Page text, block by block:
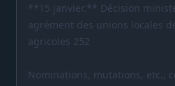
**15 janvier.** Décision
agrément des unions locales
agricoles 252
Nominations, mutations, etc.,